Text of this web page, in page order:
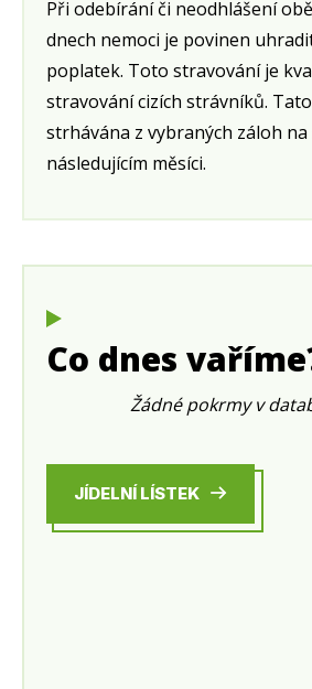
Při odebírání či neodhlášení
dnech nemoci je povinen
poplatek. Toto stravování je
stravování cizích strávníků.
strhávána z vybraných záloh
následujícím měsíci.
Co dnes
Žádné pokrmy v
JÍDELNÍ LÍSTEK